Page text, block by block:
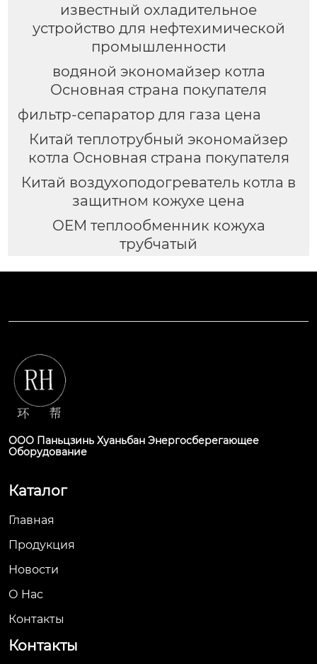
известный охладительное
устройство для нефтехимической
промышленности
водяной экономайзер котла
Основная страна покупателя
фильтр-сепаратор для газа цена
Китай теплотрубный экономайзер
котла Основная страна покупателя
Китай воздухоподогреватель котла в
защитном кожухе цена
OEM теплообменник кожуха
трубчатый
ООО Паньцзинь Хуаньбан Энергосберегающее
Оборудование
Каталог
Главная
Продукция
Новости
О Hас
Контакты
Контакты